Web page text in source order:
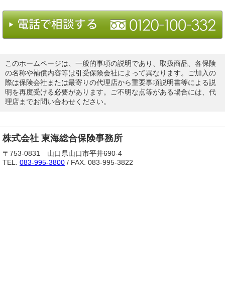
このホームページは、一般的事項の説明であり、取扱商品、各保険
の名称や補償内容等は引受保険会社によって異なります。ご加入の
際は保険会社または最寄りの代理店から重要事項説明書等による説
明を再度受ける必要があります。ご不明な点等がある場合には、代
理店までお問い合わせください。
株式会社 東海総合保険事務所
〒753-0831 山口県山口市平井690-4
TEL. 083-995-3800 / FAX. 083-995-3822